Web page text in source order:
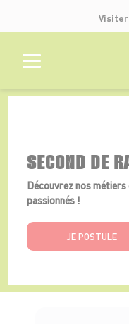
SECOND DE
Découvrez nos
passionnés !
JE POSTULE